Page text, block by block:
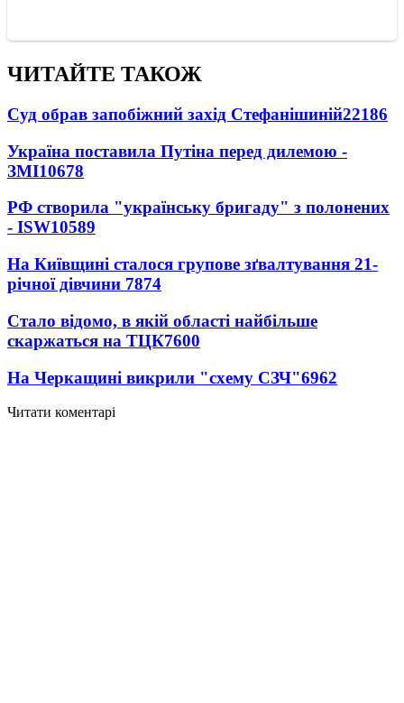
ЧИТАЙТЕ ТАКОЖ
Суд обрав запобіжний захід Стефанішиній22186
Україна поставила Путіна перед дилемою -
ЗМІ10678
РФ створила "українську бригаду" з полонених
- ISW10589
На Київщині сталося групове зґвалтування 21-
річної дівчини 7874
Стало відомо, в якій області найбільше
скаржаться на ТЦК7600
На Черкащині викрили "схему СЗЧ"6962
Читати коментарі